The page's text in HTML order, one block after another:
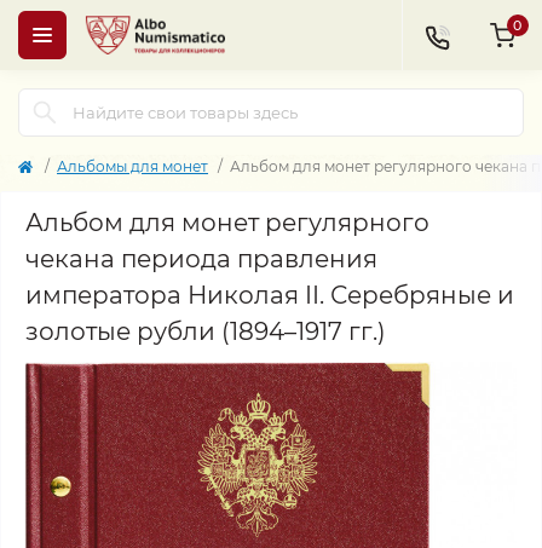
0
Альбомы для монет Альбом для монет регулярного чекана
Альбом для монет регулярного
чекана периода правления
императора Николая II. Серебряные и
золотые рубли (1894–1917 гг.)